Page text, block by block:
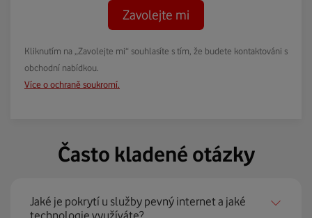
Zavolejte mi
Kliknutím na „Zavolejte mi“ souhlasíte s tím, že budete kontaktováni s
obchodní nabídkou.
Více o ochraně soukromí.
Často kladené otázky
Jaké je pokrytí u služby pevný internet a jaké
technologie využíváte?